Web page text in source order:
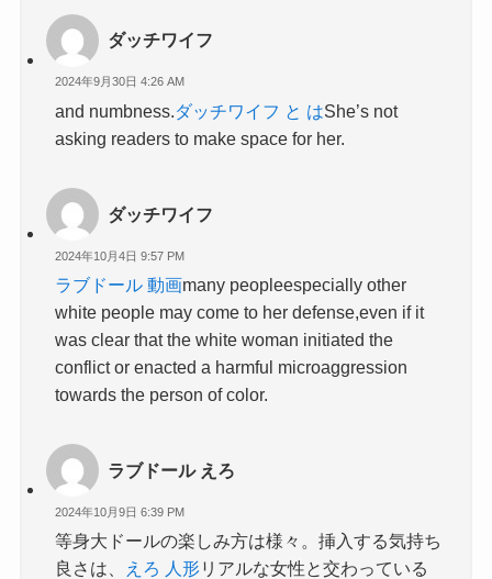
ダッチワイフ
2024年9月30日 4:26 AM
and numbness.ダッチワイフ と はShe’s not
asking readers to make space for her.
ダッチワイフ
2024年10月4日 9:57 PM
ラブドール 動画many peopleespecially other
white people may come to her defense,even if it
was clear that the white woman initiated the
conflict or enacted a harmful microaggression
towards the person of color.
ラブドール えろ
2024年10月9日 6:39 PM
等身大ドールの楽しみ方は様々。挿入する気持ち
良さは、
えろ 人形リアルな女性と交わっている